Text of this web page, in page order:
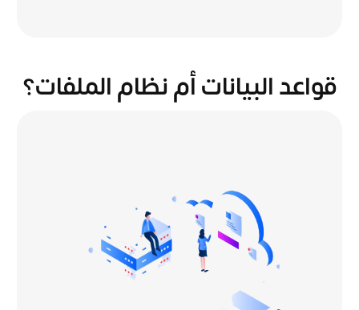
قواعد البيانات أم نظام الملفات؟